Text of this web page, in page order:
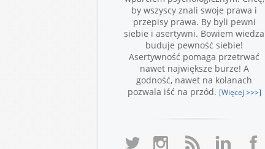
by wszyscy znali swoje prawa i
przepisy prawa. By byli pewni
siebie i asertywni. Bowiem wiedza
buduje pewność siebie!
Asertywność pomaga przetrwać
nawet największe burze! A
godność, nawet na kolanach
pozwala iść na przód. [Więcej >>>]